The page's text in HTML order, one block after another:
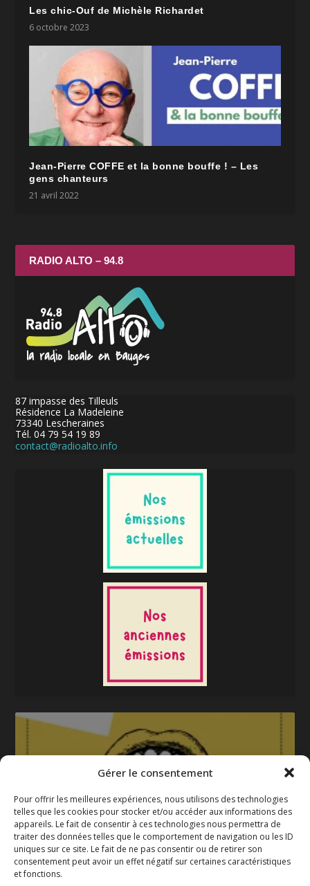
Gérer le consentement
Pour offrir les meilleures expériences, nous utilisons des technologies
telles que les cookies pour stocker et/ou accéder aux informations des
appareils. Le fait de consentir à ces technologies nous permettra de
traiter des données telles que le comportement de navigation ou les ID
uniques sur ce site. Le fait de ne pas consentir ou de retirer son
consentement peut avoir un effet négatif sur certaines caractéristiques
et fonctions.
Les chic-Ouf de Michèle Richardet
6 octobre 2023
Jean-Pierre COFFE et la bonne bouffe ! – Les
gens chanteurs
21 avril 2022
RADIO ALTO – 94.8
87 impasse des Tilleuls
Résidence La Madeleine
73340 Lescheraines
Tél. 04 79 54 19 89
contact@radioalto.info
La gazette 2025-2026